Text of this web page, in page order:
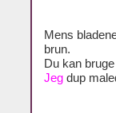
Mens
brun.
Du kan
Jeg dup